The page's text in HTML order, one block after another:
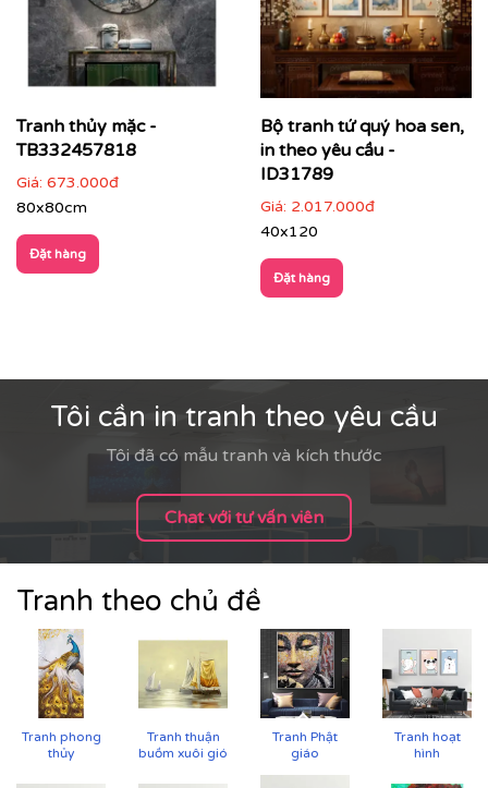
Printek, mỗi bức tranh Indochine được sản xuất với
tiêu chuẩn cao:
Chất liệu vải in cao cấp
Vải canvas dày dặn, bề mặt sần nhẹ, giữ màu tốt,
Tăng độ bám mực, cho hình ảnh sắc nét, sống
động.
Tranh thủy mặc -
TB332457818
Giá: 673.000đ
80x80cm
Đặt hàng
Bộ tranh tứ quý hoa sen,
in theo yêu cầu -
ID31789
Giá: 2.017.000đ
40x120
Đặt hàng
Tôi cần in tranh theo yêu cầu
Tôi đã có mẫu tranh và kích thước
Chat với tư vấn viên
Tranh theo chủ đề
Tranh phong
thủy
Tranh thuận
buồm xuôi gió
Tranh Phật
giáo
Tranh hoạt
hình